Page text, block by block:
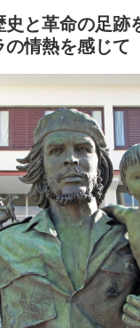
と革命の足跡
の情熱を感じて